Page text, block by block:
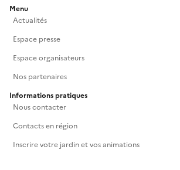
Menu
Actualités
Espace presse
Espace organisateurs
Nos partenaires
Informations pratiques
Nous contacter
Contacts en région
Inscrire votre jardin et vos animations